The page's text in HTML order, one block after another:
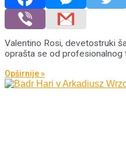
Valentino Rosi, devetostruki
oprašta se od profesionalnog
Opširnije »